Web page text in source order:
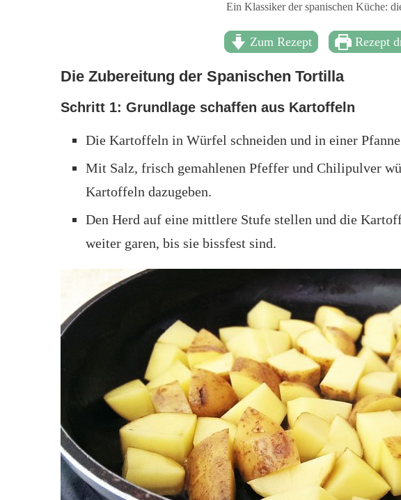
Ein Klassiker der spanischen Küche:
Zum Rezept Rezept
Die Zubereitung der Spanischen Tortilla
Schritt 1: Grundlage schaffen aus Kartoffeln
Die Kartoffeln in Würfel schneiden und in einer Pfanne
Mit Salz, frisch gemahlenen Pfeffer und Chilipulver
Kartoffeln dazugeben.
Den Herd auf eine mittlere Stufe stellen und die
weiter garen, bis sie bissfest sind.